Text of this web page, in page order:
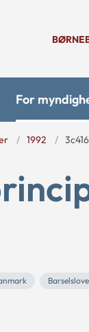
For
1992